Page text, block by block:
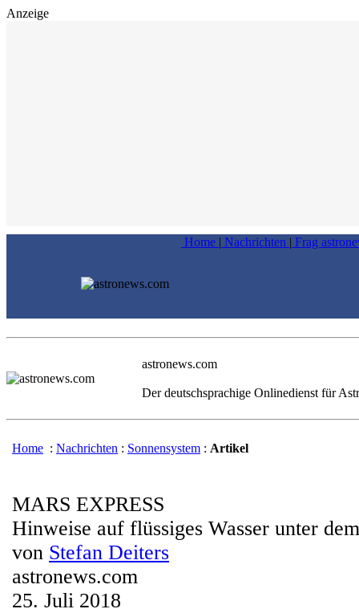
Anzeige
Home | Nachrichten | Frag
astronews.com
Der deutschsprachige Onlinedienst für
Home : Nachrichten : Sonnensystem : Artikel
MARS EXPRESS
Hinweise auf flüssiges Wasser unter
von Stefan Deiters
astronews.com
25. Juli 2018